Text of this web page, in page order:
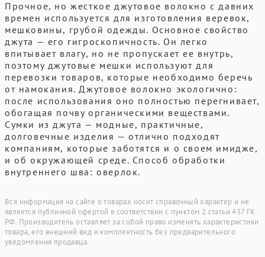
Прочное, но жесткое джутовое волокно с давних
времен используется для изготовления веревок,
мешковины, грубой одежды. Основное свойство
джута — его гигроскопичность. Он легко
впитывает влагу, но не пропускает ее внутрь,
поэтому джутовые мешки используют для
перевозки товаров, которые необходимо беречь
от намокания. Джутовое волокно экологично:
после использования оно полностью перегнивает,
обогащая почву органическими веществами.
Сумки из джута — модные, практичные,
долговечные изделия — отлично подходят
компаниям, которые заботятся и о своем имидже,
и об окружающей среде. Способ обработки
внутреннего шва: оверлок.
Вся информация на сайте о товарах носит справочный характер и не
является публичной офертой в соответствии с пунктом 2 статьи 437 ГК
РФ. Производитель оставляет за собой право изменять характеристики
товара, его внешний вид и комплектность без предварительного
уведомления продавца.